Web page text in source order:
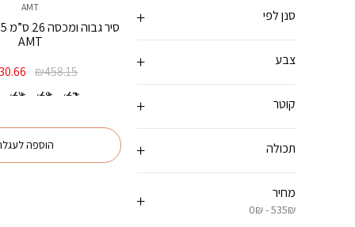
סנן לפי
צבע
קוטר
תכולה
מחיר
0₪ - 535₪
AMT
AMT
₪458.15
המחיר
היה:
24 ס"מ 28 ס"מ 20 ס"מ
הוספה